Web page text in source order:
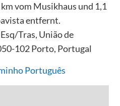
vom Musikhaus und 1,1
entfernt.
Tras, União de
102 Porto, Portugal
Português